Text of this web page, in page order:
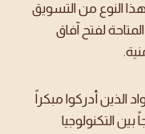
النوع من التسويق
لفتح آفاق
الذين أدركوا مبكراً
التكنولوجيا